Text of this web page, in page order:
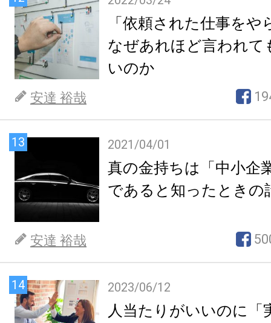
「依頼された仕事を
なぜあれほど言われて
いのか
安達 裕哉
13 2021/04/01
真の金持ちは「中小企
であると知ったときの
安達 裕哉
14 2023/06/12
人当たりがいいのに「